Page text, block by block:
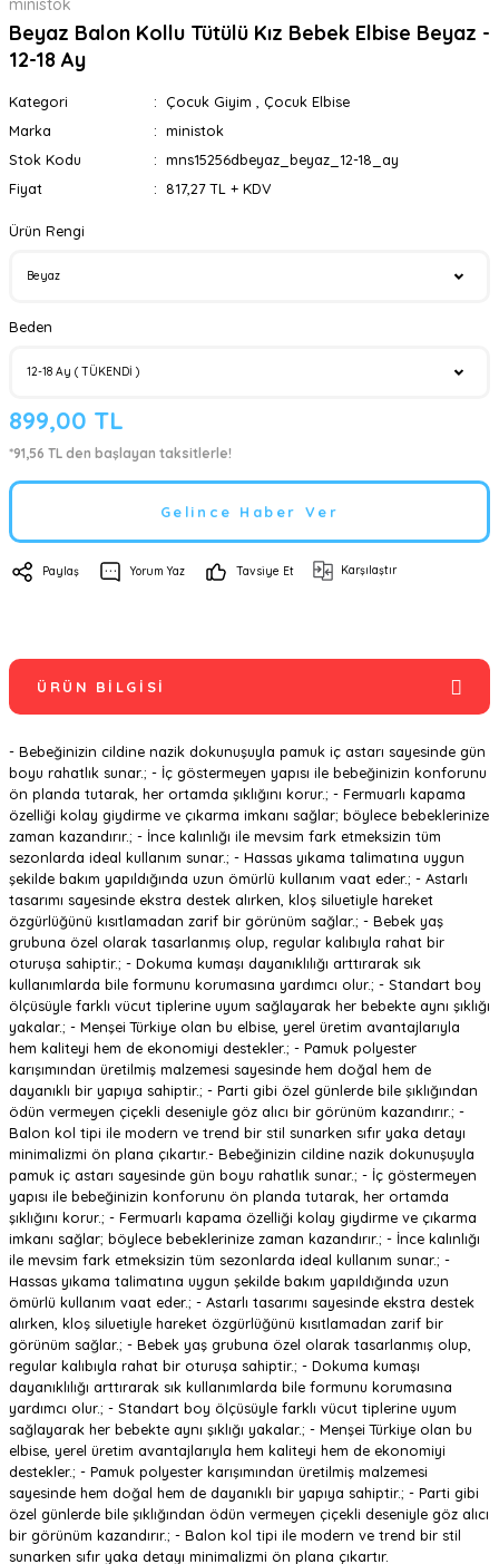
ministok
Beyaz Balon Kollu Tütülü Kız Bebek Elbise Beyaz -
12-18 Ay
Kategori Çocuk Giyim
Çocuk Elbise
Marka
ministok
Stok Kodu
mns15256dbeyaz_beyaz_12-18_ay
Fiyat
817,27 TL + KDV
Ürün Rengi
Beden
899,00 TL
*91,56 TL den başlayan taksitlerle!
Gelince Haber Ver
Paylaş Yorum Yaz Tavsiye Et Karşılaştır
ÜRÜN BILGISI
- Bebeğinizin cildine nazik dokunuşuyla pamuk iç astarı sayesinde gün
boyu rahatlık sunar.; - İç göstermeyen yapısı ile bebeğinizin konforunu
ön planda tutarak, her ortamda şıklığını korur.; - Fermuarlı kapama
özelliği kolay giydirme ve çıkarma imkanı sağlar; böylece bebeklerinize
zaman kazandırır.; - İnce kalınlığı ile mevsim fark etmeksizin tüm
sezonlarda ideal kullanım sunar.; - Hassas yıkama talimatına uygun
şekilde bakım yapıldığında uzun ömürlü kullanım vaat eder.; - Astarlı
tasarımı sayesinde ekstra destek alırken, kloş siluetiyle hareket
özgürlüğünü kısıtlamadan zarif bir görünüm sağlar.; - Bebek yaş
grubuna özel olarak tasarlanmış olup, regular kalıbıyla rahat bir
oturuşa sahiptir.; - Dokuma kumaşı dayanıklılığı arttırarak sık
kullanımlarda bile formunu korumasına yardımcı olur.; - Standart boy
ölçüsüyle farklı vücut tiplerine uyum sağlayarak her bebekte aynı şıklığı
yakalar.; - Menşei Türkiye olan bu elbise, yerel üretim avantajlarıyla
hem kaliteyi hem de ekonomiyi destekler.; - Pamuk polyester
karışımından üretilmiş malzemesi sayesinde hem doğal hem de
dayanıklı bir yapıya sahiptir.; - Parti gibi özel günlerde bile şıklığından
ödün vermeyen çiçekli deseniyle göz alıcı bir görünüm kazandırır.; -
Balon kol tipi ile modern ve trend bir stil sunarken sıfır yaka detayı
minimalizmi ön plana çıkartır.- Bebeğinizin cildine nazik dokunuşuyla
pamuk iç astarı sayesinde gün boyu rahatlık sunar.; - İç göstermeyen
yapısı ile bebeğinizin konforunu ön planda tutarak, her ortamda
şıklığını korur.; - Fermuarlı kapama özelliği kolay giydirme ve çıkarma
imkanı sağlar; böylece bebeklerinize zaman kazandırır.; - İnce kalınlığı
ile mevsim fark etmeksizin tüm sezonlarda ideal kullanım sunar.; -
Hassas yıkama talimatına uygun şekilde bakım yapıldığında uzun
ömürlü kullanım vaat eder.; - Astarlı tasarımı sayesinde ekstra destek
alırken, kloş siluetiyle hareket özgürlüğünü kısıtlamadan zarif bir
görünüm sağlar.; - Bebek yaş grubuna özel olarak tasarlanmış olup,
regular kalıbıyla rahat bir oturuşa sahiptir.; - Dokuma kumaşı
dayanıklılığı arttırarak sık kullanımlarda bile formunu korumasına
yardımcı olur.; - Standart boy ölçüsüyle farklı vücut tiplerine uyum
sağlayarak her bebekte aynı şıklığı yakalar.; - Menşei Türkiye olan bu
elbise, yerel üretim avantajlarıyla hem kaliteyi hem de ekonomiyi
destekler.; - Pamuk polyester karışımından üretilmiş malzemesi
sayesinde hem doğal hem de dayanıklı bir yapıya sahiptir.; - Parti gibi
özel günlerde bile şıklığından ödün vermeyen çiçekli deseniyle göz alıcı
bir görünüm kazandırır.; - Balon kol tipi ile modern ve trend bir stil
sunarken sıfır yaka detayı minimalizmi ön plana çıkartır.